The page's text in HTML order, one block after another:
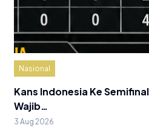
Nasional
Kans Indonesia Ke
Wajib…
3 Aug 2026